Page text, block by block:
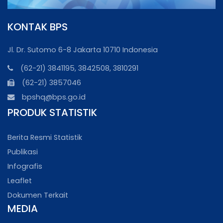
KONTAK BPS
Jl. Dr. Sutomo 6-8 Jakarta 10710 Indonesia
(62-21) 3841195, 3842508, 3810291
(62-21) 3857046
bpshq@bps.go.id
PRODUK STATISTIK
Berita Resmi Statistik
Publikasi
Infografis
Leaflet
Dokumen Terkait
MEDIA